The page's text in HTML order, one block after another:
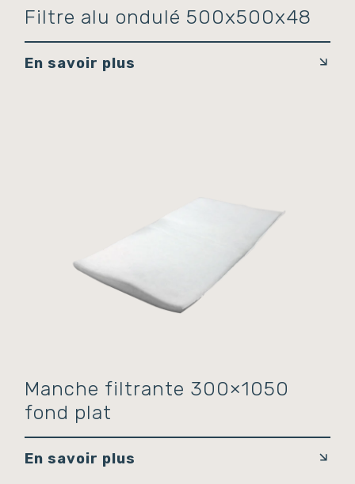
Filtre alu ondulé 500x500x48
En savoir plus
Manche filtrante 300×1050
fond plat
En savoir plus